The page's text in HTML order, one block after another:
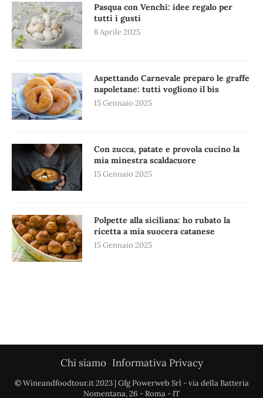
Pasqua con Venchi: idee regalo per
tutti i gusti
8 Aprile 2025
Aspettando Carnevale preparo le graffe
napoletane: tutti vogliono il bis
15 Gennaio 2025
Con zucca, patate e provola cucino la
mia minestra scaldacuore
15 Gennaio 2025
Polpette alla siciliana: ho rubato la
ricetta a mia suocera catanese
15 Gennaio 2025
Chi siamo Informativa Privacy
© Wineandfoodtour.it 2023 | Gfg Powerweb Srl - via della Batteria
Nomentana, 26 - Roma - IT